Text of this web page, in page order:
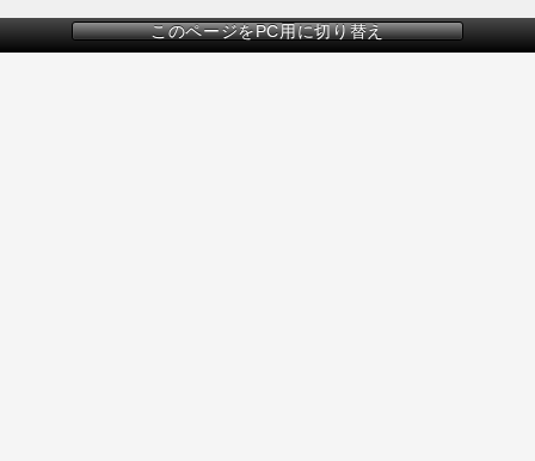
このページをPC用に切り替え